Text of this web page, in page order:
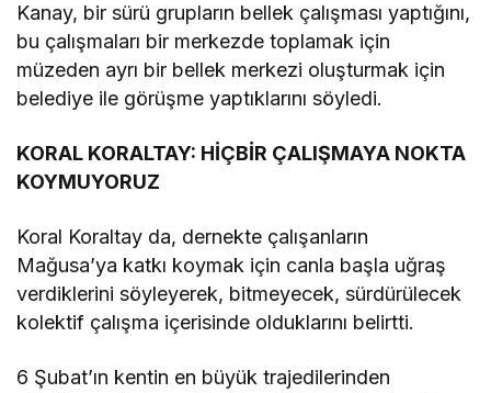
Kanay, bir sürü grupların bellek çalışması yaptığını,
bu çalışmaları bir merkezde toplamak için
müzeden ayrı bir bellek merkezi oluşturmak için
belediye ile görüşme yaptıklarını söyledi.
KORAL KORALTAY: HİÇBİR ÇALIŞMAYA NOKTA
KOYMUYORUZ
Koral Koraltay da, dernekte çalışanların
Mağusa’ya katkı koymak için canla başla uğraş
verdiklerini söyleyerek, bitmeyecek, sürdürülecek
kolektif çalışma içerisinde olduklarını belirtti.
6 Şubat’ın kentin en büyük trajedilerinden